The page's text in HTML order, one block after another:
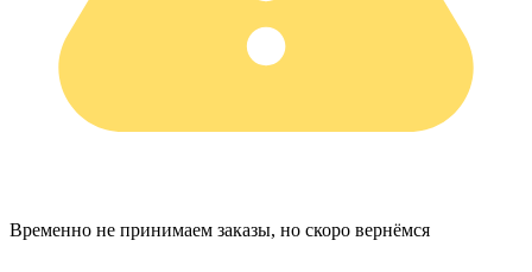
Временно не принимаем заказы, но скоро вернёмся